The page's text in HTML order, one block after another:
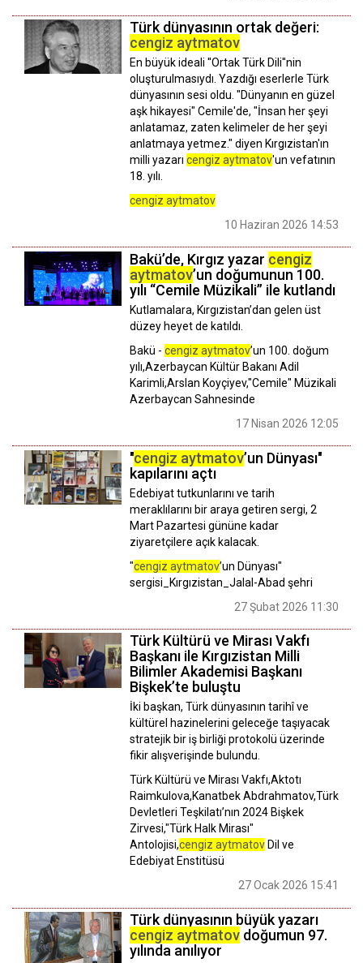
Türk dünyasının ortak değeri:
cengiz aytmatov
En büyük ideali ''Ortak Türk Dili''nin
oluşturulmasıydı. Yazdığı eserlerle Türk
dünyasının sesi oldu. "Dünyanın en güzel
aşk hikayesi" Cemile'de, "İnsan her şeyi
anlatamaz, zaten kelimeler de her şeyi
anlatmaya yetmez." diyen Kırgızistan'ın
milli yazarı cengiz aytmatov'un vefatının
18. yılı.
cengiz aytmatov
10 Haziran 2026 14:53
Bakü’de, Kırgız yazar cengiz
aytmatov’un doğumunun 100.
yılı “Cemile Müzikali” ile kutlandı
Kutlamalara, Kırgızistan’dan gelen üst
düzey heyet de katıldı.
Bakü - cengiz aytmatov’un 100. doğum
yılı,Azerbaycan Kültür Bakanı Adil
Karimli,Arslan Koyçiyev,"Cemile" Müzikali
Azerbaycan Sahnesinde
17 Nisan 2026 12:05
"cengiz aytmatov’un Dünyası"
kapılarını açtı
Edebiyat tutkunlarını ve tarih
meraklılarını bir araya getiren sergi, 2
Mart Pazartesi gününe kadar
ziyaretçilere açık kalacak.
"cengiz aytmatov’un Dünyası"
sergisi_Kırgızistan_Jalal-Abad şehri
27 Şubat 2026 11:30
Türk Kültürü ve Mirası Vakfı
Başkanı ile Kırgızistan Milli
Bilimler Akademisi Başkanı
Bişkek’te buluştu
İki başkan, Türk dünyasının tarihî ve
kültürel hazinelerini geleceğe taşıyacak
stratejik bir iş birliği protokolü üzerinde
fikir alışverişinde bulundu.
Türk Kültürü ve Mirası Vakfı,Aktotı
Raimkulova,Kanatbek Abdrahmatov,Türk
Devletleri Teşkilatı’nın 2024 Bişkek
Zirvesi,"Türk Halk Mirası"
Antolojisi,cengiz aytmatov Dil ve
Edebiyat Enstitüsü
27 Ocak 2026 15:41
Türk dünyasının büyük yazarı
cengiz aytmatov doğumun 97.
yılında anılıyor